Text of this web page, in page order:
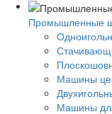
Промышленные
Машины
Машины